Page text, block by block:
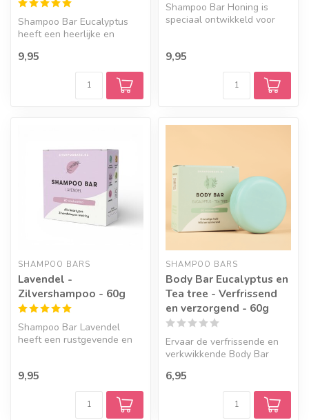
Shampoo Bar Eucalyptus
heeft een heerlijke en
prettig ...
9,95
Shampoo Bar Honing is
speciaal ontwikkeld voor
9,95
SHAMPOO BARS
Lavendel -
Zilvershampoo - 60g
Shampoo Bar Lavendel
heeft een rustgevende en
9,95
SHAMPOO BARS
Body Bar Eucalyptus en
Tea tree - Verfrissend
en verzorgend - 60g
Ervaar de verfrissende en
verkwikkende Body Bar
6,95